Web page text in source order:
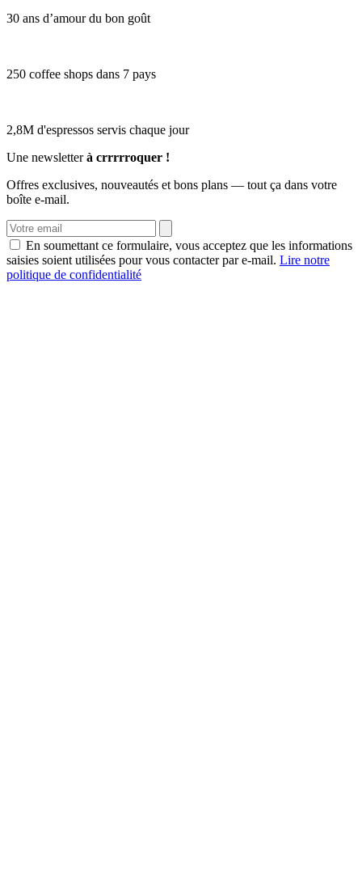
30 ans d’amour du bon goût
250 coffee shops dans 7 pays
2,8M d'espressos servis chaque jour
Une newsletterà crrrrroquer !
Offres exclusives, nouveautés et bons plans — tout ça dans votre
boîte e-mail.
En soumettant ce formulaire, vous acceptez que les informations
saisies soient utilisées pour vous contacter par e-mail. Lire notre
politique de confidentialité